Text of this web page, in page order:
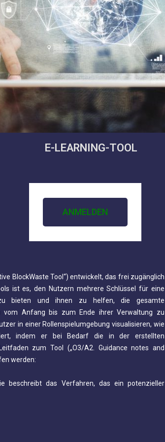
E-LEARNING-TOOL
ANMELDEN
BlockWaste Tool“) entwickelt, das frei zugänglich
ist es, den Nutzern mehrere Schlüssel für eine
zu bieten und ihnen zu helfen, die gesamte
vom Anfang bis zum Ende ihrer Verwaltung zu
in einer Rollenspielumgebung visualisieren, wie
indem er bei Bedarf die in der erstellten
zum Tool („O3/A2. Guidance notes and
werden:
beschreibt das Verfahren, das ein potenzieller